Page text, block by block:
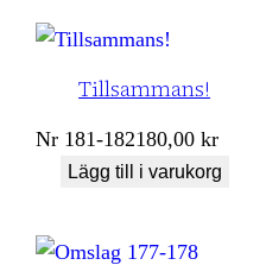
Tillsammans!
Nr 181-182180,00kr
Lägg till i varukorg